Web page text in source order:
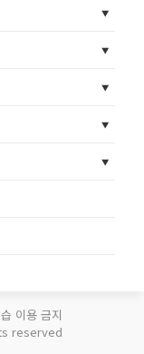
이용 금지
reserved